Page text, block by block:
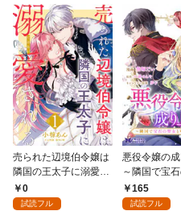
売られた辺境伯令嬢は
隣国の王太子に溺愛さ
れる 1
0
試読フル
悪役令嬢の
～隣国で宝石
呼ばれるまで
ック） 分冊版
165
試読フル